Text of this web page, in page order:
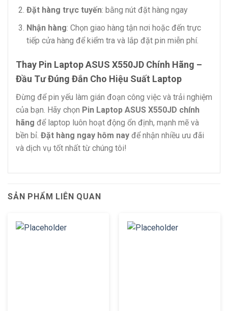
Đặt hàng trực tuyến: bằng nút đặt hàng ngay
Nhận hàng: Chọn giao hàng tận nơi hoặc đến trực
tiếp cửa hàng để kiểm tra và lắp đặt pin miễn phí.
Thay Pin Laptop ASUS X550JD Chính Hãng –
Đầu Tư Đúng Đắn Cho Hiệu Suất Laptop
Đừng để pin yếu làm gián đoạn công việc và trải nghiệm
của bạn. Hãy chọn Pin Laptop ASUS X550JD chính
hãng để laptop luôn hoạt động ổn định, mạnh mẽ và
bền bỉ. Đặt hàng ngay hôm nay để nhận nhiều ưu đãi
và dịch vụ tốt nhất từ chúng tôi!
SẢN PHẨM LIÊN QUAN